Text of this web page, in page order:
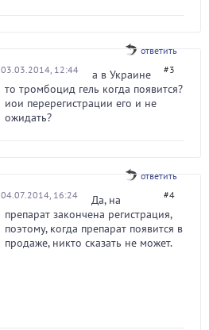
ответить
03.03.2014, 12:44 #3
а в Украине
то тромбоцид гель когда появится?
иои перерегистрации его и не
ожидать?
ответить
04.07.2014, 16:24 #4
Да, на
препарат закончена регистрация,
поэтому, когда препарат появится в
продаже, никто сказать не может.